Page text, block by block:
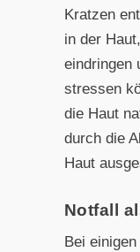
Kratzen
in der
eindringen
stressen
die Haut
durch die
Haut
Notfall
Bei